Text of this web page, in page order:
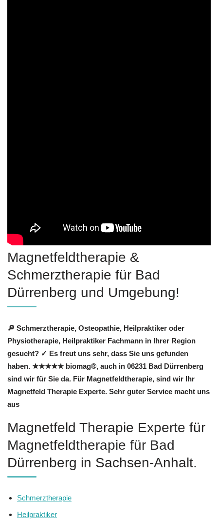
Magnetfeldtherapie &
Schmerztherapie für Bad
Dürrenberg und Umgebung!
🔎 Schmerztherapie, Osteopathie, Heilpraktiker oder
Physiotherapie, Heilpraktiker Fachmann in Ihrer Region
gesucht? ✓ Es freut uns sehr, dass Sie uns gefunden
haben. ★★★★★ biomag®, auch in 06231 Bad Dürrenberg
sind wir für Sie da. Für Magnetfeldtherapie, sind wir Ihr
Magnetfeld Therapie Experte. Sehr guter Service macht uns
aus
Magnetfeld Therapie Experte für
Magnetfeldtherapie für Bad
Dürrenberg in Sachsen-Anhalt.
Schmerztherapie
Heilpraktiker